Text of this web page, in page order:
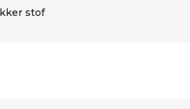
stof